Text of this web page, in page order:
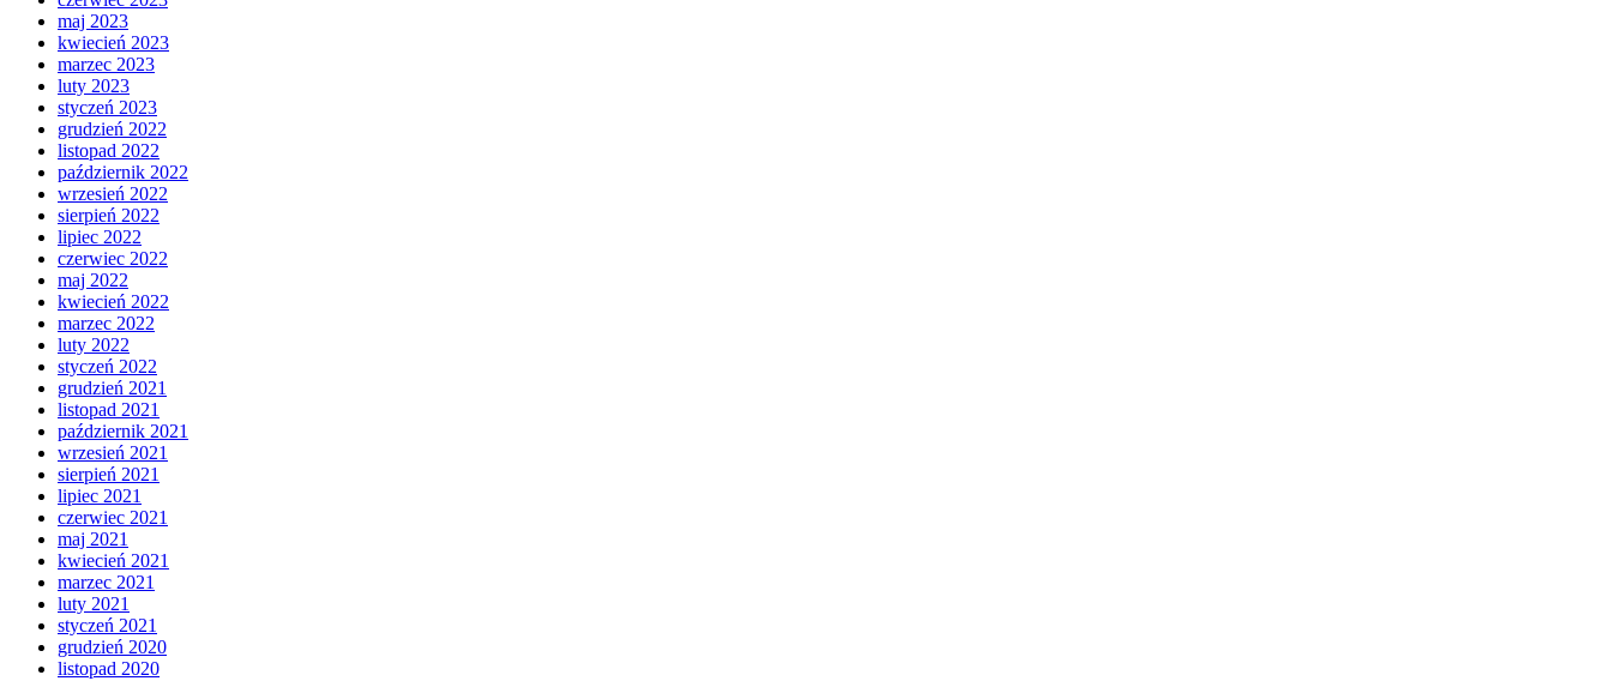
maj 2023
kwiecień 2023
marzec 2023
luty 2023
styczeń 2023
grudzień 2022
listopad 2022
październik 2022
wrzesień 2022
sierpień 2022
lipiec 2022
czerwiec 2022
maj 2022
kwiecień 2022
marzec 2022
luty 2022
styczeń 2022
grudzień 2021
listopad 2021
październik 2021
wrzesień 2021
sierpień 2021
lipiec 2021
czerwiec 2021
maj 2021
kwiecień 2021
marzec 2021
luty 2021
styczeń 2021
grudzień 2020
listopad 2020